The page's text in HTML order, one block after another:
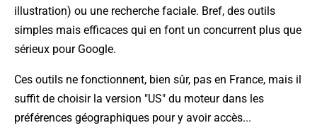
illustration) ou une recherche faciale. Bref, des outils
simples mais efficaces qui en font un concurrent plus que
sérieux pour Google.
Ces outils ne fonctionnent, bien sûr, pas en France, mais il
suffit de choisir la version "US" du moteur dans les
préférences géographiques pour y avoir accès...